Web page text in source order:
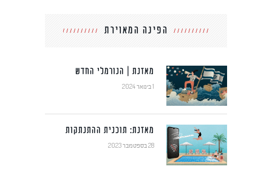
הפינה המאוירת
מאזנת | הנורמלי החדש
1 בינואר 2024
מאזנת: תוכנית ההתנתקות
28 בספטמבר 2023